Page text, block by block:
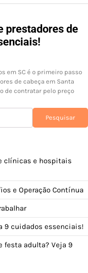
prestadores de
em SC é o primeiro passo
de cabeça em Santa
de contratar pelo preço
Pesquisar
clínicas e hospitais
e Operação Contínua
9 cuidados essenciais!
festa adulta? Veja 9